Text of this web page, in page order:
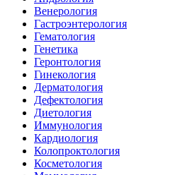
Венерология
Гастроэнтерология
Гематология
Генетика
Геронтология
Гинекология
Дерматология
Дефектология
Диетология
Иммунология
Кардиология
Колопроктология
Косметология